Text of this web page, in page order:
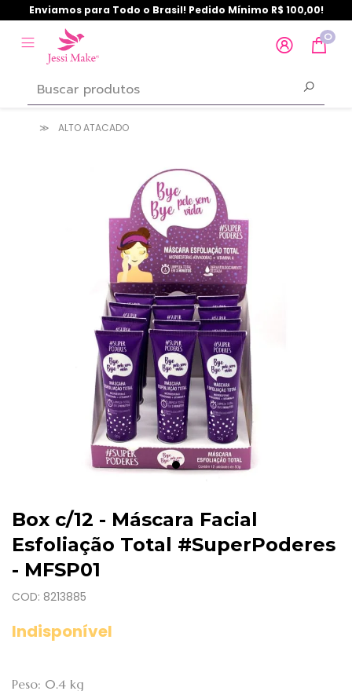
Enviamos para Todo o Brasil! Pedido Mínimo R$ 100,00!
0
ALTO ATACADO
Box c/12 - Máscara Facial
Esfoliação Total #SuperPoderes
- MFSP01
COD: 8213885
Indisponível
Peso: 0.4 kg